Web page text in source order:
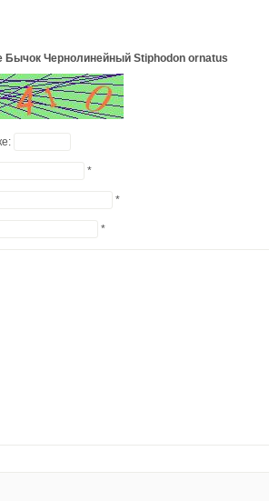
Бычок Чернолинейный Stiphodon ornatus
*
*
*